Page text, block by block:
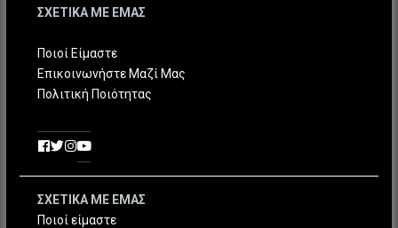
ΣΧΕΤΙΚΑ ΜΕ ΕΜΑΣ
Ποιοί Είμαστε
Επικοινωνήστε Μαζί Μας
Πολιτική Ποιότητας
ΣΧΕΤΙΚΑ ΜΕ ΕΜΑΣ
Ποιοί είμαστε